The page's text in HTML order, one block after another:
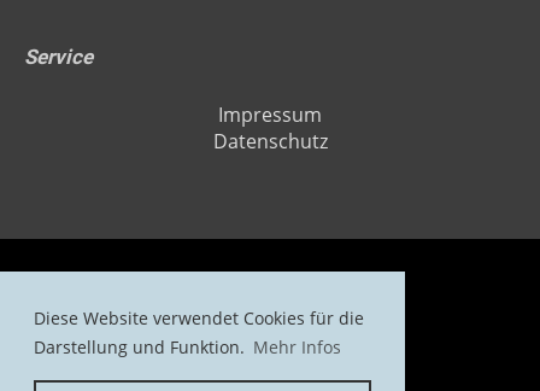
Diese Website verwendet Cookies für die
Darstellung und Funktion. Mehr Infos
Service
Impressum
Datenschutz
Copyright H2O - DIE Tauchschule